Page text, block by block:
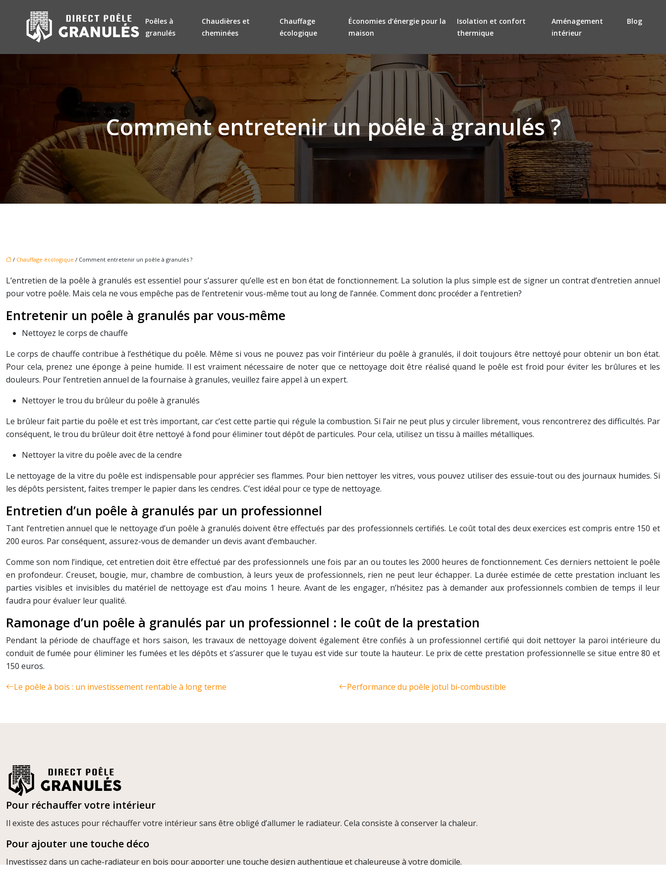
Poêles à
granulés
Chaudières et
cheminées
Chauffage
écologique
Économies d’énergie pour la
maison
Isolation et confort
thermique
Aménagement
intérieur
Blog
Comment entretenir un poêle à granulés ?
/ Chauffage écologique / Comment entretenir un poêle à granulés ?
L’entretien de la poêle à granulés est essentiel pour s’assurer qu’elle est en bon état de fonctionnement. La solution la plus simple est de signer un contrat d’entretien annuel
pour votre poêle. Mais cela ne vous empêche pas de l’entretenir vous-même tout au long de l’année. Comment donc procéder a l’entretien?
Entretenir un poêle à granulés par vous-même
Nettoyez le corps de chauffe
Le corps de chauffe contribue à l’esthétique du poêle. Même si vous ne pouvez pas voir l’intérieur du poêle à granulés, il doit toujours être nettoyé pour obtenir un bon état.
Pour cela, prenez une éponge à peine humide. Il est vraiment nécessaire de noter que ce nettoyage doit être réalisé quand le poêle est froid pour éviter les brûlures et les
douleurs. Pour l’entretien annuel de la fournaise à granules, veuillez faire appel à un expert.
Nettoyer le trou du brûleur du poêle à granulés
Le brûleur fait partie du poêle et est très important, car c’est cette partie qui régule la combustion. Si l’air ne peut plus y circuler librement, vous rencontrerez des difficultés. Par
conséquent, le trou du brûleur doit être nettoyé à fond pour éliminer tout dépôt de particules. Pour cela, utilisez un tissu à mailles métalliques.
Nettoyer la vitre du poêle avec de la cendre
Le nettoyage de la vitre du poêle est indispensable pour apprécier ses flammes. Pour bien nettoyer les vitres, vous pouvez utiliser des essuie-tout ou des journaux humides. Si
les dépôts persistent, faites tremper le papier dans les cendres. C’est idéal pour ce type de nettoyage.
Entretien d’un poêle à granulés par un professionnel
Tant l’entretien annuel que le nettoyage d’un poêle à granulés doivent être effectués par des professionnels certifiés. Le coût total des deux exercices est compris entre 150 et
200 euros. Par conséquent, assurez-vous de demander un devis avant d’embaucher.
Comme son nom l’indique, cet entretien doit être effectué par des professionnels une fois par an ou toutes les 2000 heures de fonctionnement. Ces derniers nettoient le poêle
en profondeur. Creuset, bougie, mur, chambre de combustion, à leurs yeux de professionnels, rien ne peut leur échapper. La durée estimée de cette prestation incluant les
parties visibles et invisibles du matériel de nettoyage est d’au moins 1 heure. Avant de les engager, n’hésitez pas à demander aux professionnels combien de temps il leur
faudra pour évaluer leur qualité.
Ramonage d’un poêle à granulés par un professionnel : le coût de la prestation
Pendant la période de chauffage et hors saison, les travaux de nettoyage doivent également être confiés à un professionnel certifié qui doit nettoyer la paroi intérieure du
conduit de fumée pour éliminer les fumées et les dépôts et s’assurer que le tuyau est vide sur toute la hauteur. Le prix de cette prestation professionnelle se situe entre 80 et
150 euros.
Le poêle à bois : un investissement rentable à long terme
Performance du poêle jotul bi-combustible
Pour réchauffer votre intérieur
Il existe des astuces pour réchauffer votre intérieur sans être obligé d’allumer le radiateur. Cela consiste à conserver la chaleur.
Pour ajouter une touche déco
Investissez dans un cache-radiateur en bois pour apporter une touche design authentique et chaleureuse à votre domicile.